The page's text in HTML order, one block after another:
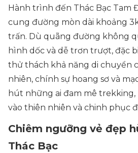
Hành trình đến Thác Bạc Tam
cung đường mòn dài khoảng
trấn. Dù quãng đường không
hình dốc và dễ trơn trượt, đặc
thử thách khả năng di chuyển
nhiên, chính sự hoang sơ và
hút những ai đam mê
vào thiên nhiên và chinh phục
Chiêm ngưỡng vẻ đẹp
Thác Bạc